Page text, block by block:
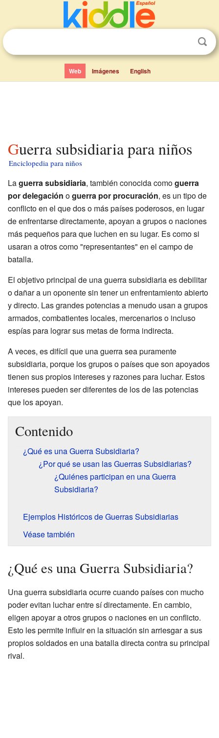
Web Imágenes English
Guerra subsidiaria para niños
Enciclopedia para niños
Laguerra subsidiaria, también conocida comoguerra
por delegación oguerra por procuración, es un tipo de
conflicto en el que dos o más países poderosos, en lugar
de enfrentarse directamente, apoyan a grupos o naciones
más pequeños para que luchen en su lugar. Es como si
usaran a otros como "representantes" en el campo de
batalla.
El objetivo principal de una guerra subsidiaria es debilitar
o dañar a un oponente sin tener un enfrentamiento abierto
y directo. Las grandes potencias a menudo usan a grupos
armados, combatientes locales, mercenarios o incluso
espías para lograr sus metas de forma indirecta.
A veces, es difícil que una guerra sea puramente
subsidiaria, porque los grupos o países que son apoyados
tienen sus propios intereses y razones para luchar. Estos
intereses pueden ser diferentes de los de las potencias
que los apoyan.
Contenido
¿Qué es una Guerra Subsidiaria?
¿Por qué se usan las Guerras Subsidiarias?
¿Quiénes participan en una Guerra
Subsidiaria?
Ejemplos Históricos de Guerras Subsidiarias
Véase también
¿Qué es una Guerra Subsidiaria?
Una guerra subsidiaria ocurre cuando países con mucho
poder evitan luchar entre sí directamente. En cambio,
eligen apoyar a otros grupos o naciones en un conflicto.
Esto les permite influir en la situación sin arriesgar a sus
propios soldados en una batalla directa contra su principal
rival.